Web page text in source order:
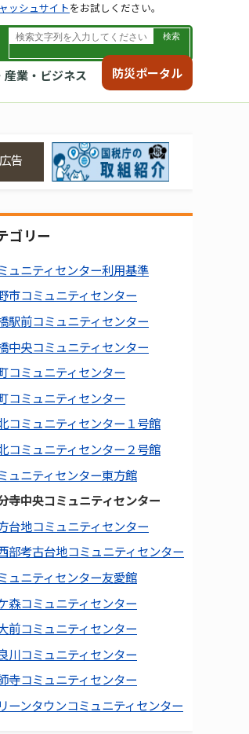
産業・ビジネス 防災ポータル
ッシュサイトをお試しください。
広告
ゴリー
ュニティセンター利用基準
市コミュニティセンター
駅前コミュニティセンター
中央コミュニティセンター
コミュニティセンター
コミュニティセンター
コミュニティセンター１号館
コミュニティセンター２号館
ュニティセンター東方館
寺中央コミュニティセンター
台地コミュニティセンター
部考古台地コミュニティセンター
ュニティセンター友愛館
森コミュニティセンター
前コミュニティセンター
川コミュニティセンター
寺コミュニティセンター
ーンタウンコミュニティセンター